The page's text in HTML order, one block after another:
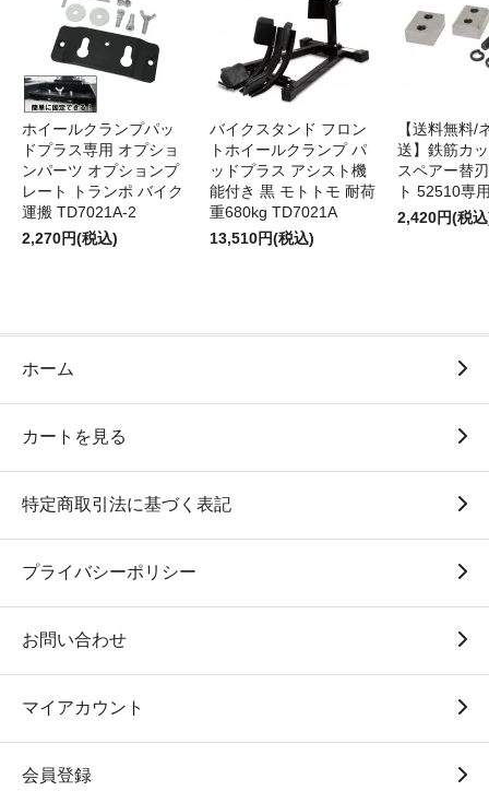
ホイールクランプパッ
ドプラス専用 オプショ
ンパーツ オプションプ
レート トランポ バイク
運搬 TD7021A-2
2,270円(税込)
バイクスタンド フロン
トホイールクランプ パ
ッドプラス アシスト機
能付き 黒 モトトモ 耐荷
重680kg TD7021A
13,510円(税込)
【送料無料/
送】鉄筋カ
スペアー替
ト 52510専
2,420円(税
ホーム
カートを見る
特定商取引法に基づく表記
プライバシーポリシー
お問い合わせ
マイアカウント
会員登録